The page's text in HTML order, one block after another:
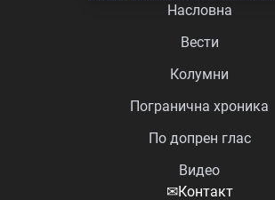
Насловна
Вести
Колумни
Погранична хроника
По допрен глас
Видео
✉Контакт